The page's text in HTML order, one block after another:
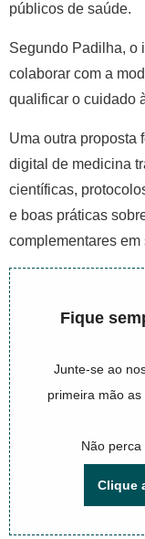
públicos de saúde.
Segundo Padilha, o
colaborar com a
qualificar o cuidado
Uma outra proposta
digital de medicina
científicas,
e boas práticas
complementares em
Fique
Junte-se ao
primeira mão
Não
Clique